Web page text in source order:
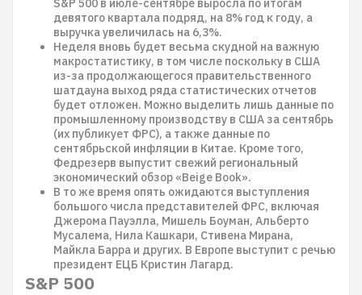
S&P 500 в июле-сентябре выросла по итогам
девятого квартала подряд, на 8% год к году, а
выручка увеличилась на 6,3%.
Неделя вновь будет весьма скудной на важную
макростатистику, в том числе поскольку в США
из-за продолжающегося правительственного
шатдауна выход ряда статистических отчетов
будет отложен. Можно выделить лишь данные по
промышленному производству в США за сентябрь
(их публикует ФРС), а также данные по
сентябрьской инфляции в Китае. Кроме того,
Федрезерв выпустит свежий региональный
экономический обзор «Beige Book».
В то же время опять ожидаются выступления
большого числа представителей ФРС, включая
Джерома Пауэлла, Мишель Боуман, Альберто
Мусалема, Нила Кашкари, Стивена Мирана,
Майкла Барра и других. В Европе выступит с речью
президент ЕЦБ Кристин Лагард.
S&P 500